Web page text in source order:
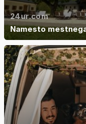
24ur.com
Namesto